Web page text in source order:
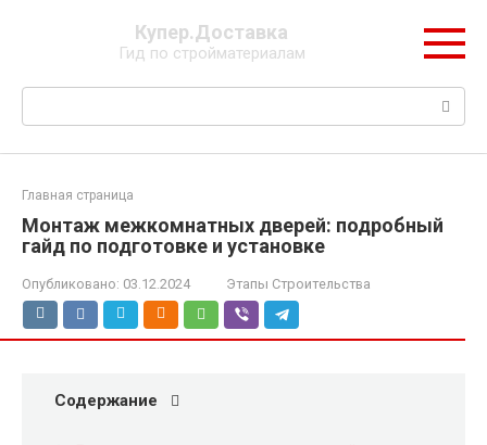
Купер.Доставка
Гид по стройматериалам
Поиск:
Главная страница
Монтаж межкомнатных дверей: подробный
гайд по подготовке и установке
Опубликовано: 03.12.2024 Этапы Строительства
Содержание